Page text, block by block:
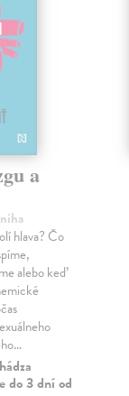
a
hlava? Čo
alebo keď
do 3 dní od